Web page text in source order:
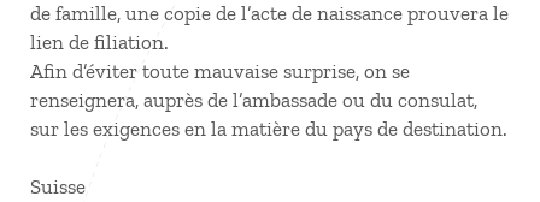
de famille, une copie de l’acte de naissance prouvera le
lien de filiation.
Afin d’éviter toute mauvaise surprise, on se
renseignera, auprès de l’ambassade ou du consulat,
sur les exigences en la matière du pays de destination.
Suisse